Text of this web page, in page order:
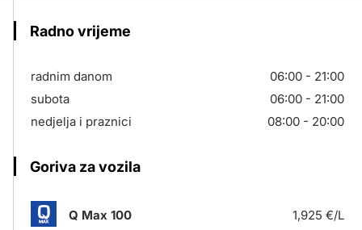
Radno vrijeme
radnim danom
06:00 - 21:00
subota
06:00 - 21:00
nedjelja i praznici
08:00 - 20:00
Goriva za vozila
Q Max 100 1,925 €/L